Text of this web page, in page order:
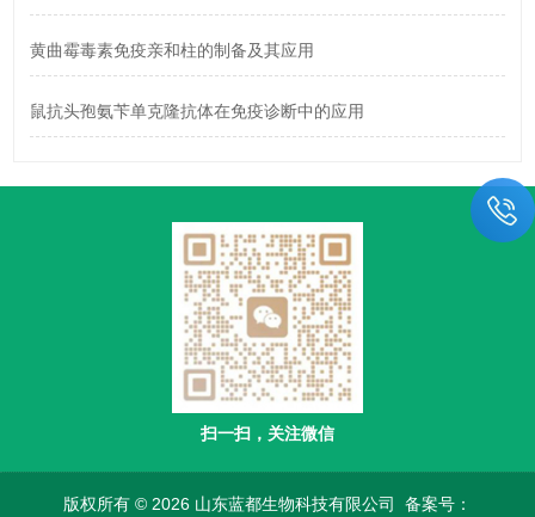
黄曲霉毒素免疫亲和柱的制备及其应用
鼠抗头孢氨苄单克隆抗体在免疫诊断中的应用
扫一扫，关注微信
版权所有 © 2026 山东蓝都生物科技有限公司 备案号：